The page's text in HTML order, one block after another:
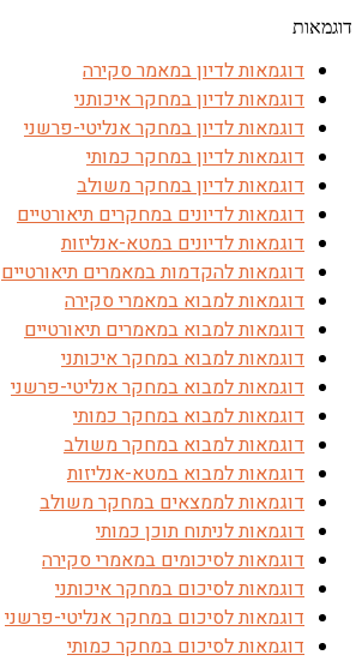
דוגמאות
דוגמאות לדיון במאמר סקירה
דוגמאות לדיון במחקר איכותני
דוגמאות לדיון במחקר אנליטי-פרשני
דוגמאות לדיון במחקר כמותי
דוגמאות לדיון במחקר משולב
דוגמאות לדיונים במחקרים תיאורטיים
דוגמאות לדיונים במטא-אנליזות
דוגמאות להקדמות במאמרים תיאורטיים
דוגמאות למבוא במאמרי סקירה
דוגמאות למבוא במאמרים תיאורטיים
דוגמאות למבוא במחקר איכותני
דוגמאות למבוא במחקר אנליטי-פרשני
דוגמאות למבוא במחקר כמותי
דוגמאות למבוא במחקר משולב
דוגמאות למבוא במטא-אנליזות
דוגמאות לממצאים במחקר משולב
דוגמאות לניתוח תוכן כמותי
דוגמאות לסיכומים במאמרי סקירה
דוגמאות לסיכום במחקר איכותני
דוגמאות לסיכום במחקר אנליטי-פרשני
דוגמאות לסיכום במחקר כמותי